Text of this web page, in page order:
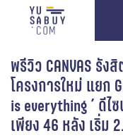
พรีวิว CANVAS รั
โครงการใหม่ แยก
is everything ’ ดี
เพียง 46 หลัง เริ่ม